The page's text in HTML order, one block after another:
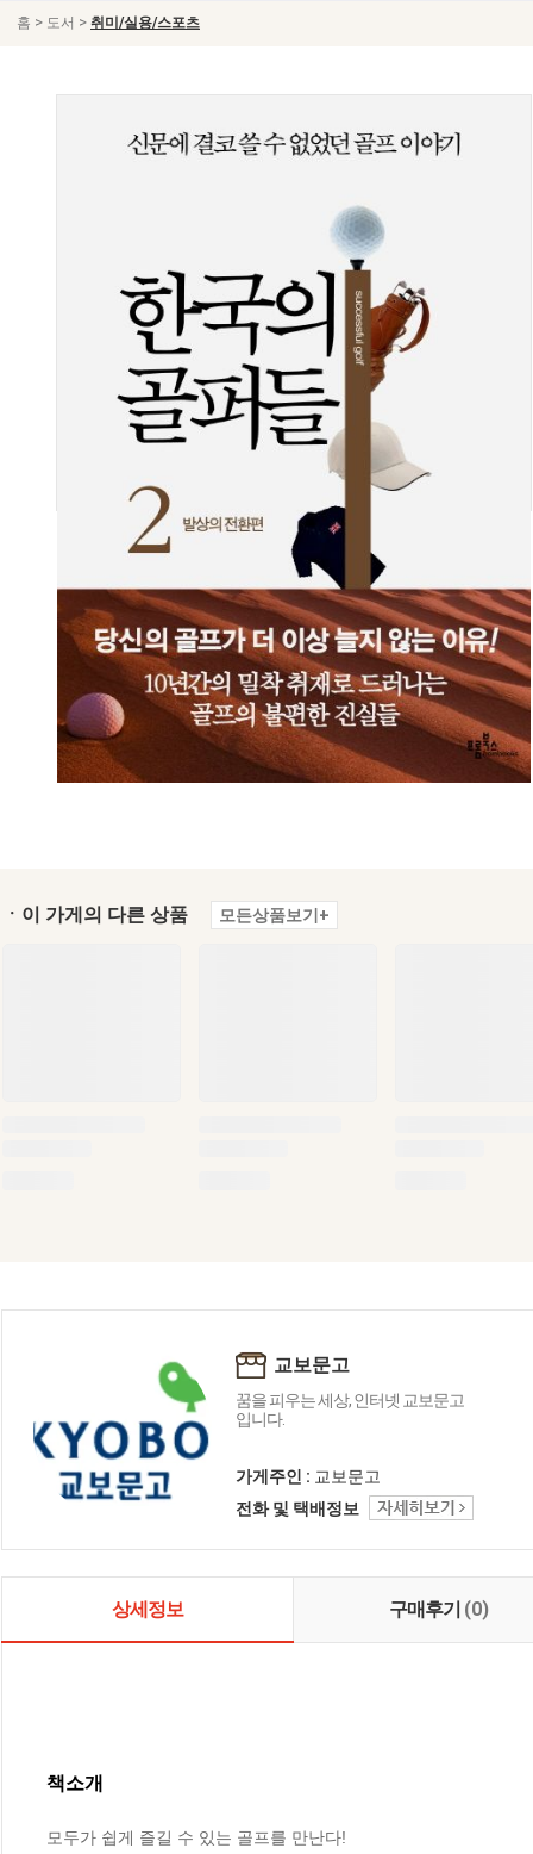
홈 > 도서 > 취미/실용/스포츠
ㆍ이 가게의 다른 상품 모든상품보기+
교보문고
꿈을 피우는 세상, 인터넷 교보문고
입니다.
가게주인 : 교보문고
전화 및 택배정보
상세정보 구매후기 (0)
책소개
모두가 쉽게 즐길 수 있는 골프를 만난다!